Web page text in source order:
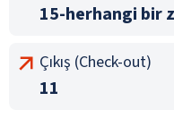
15-herhangi bir
Çıkış (Check-out)
11